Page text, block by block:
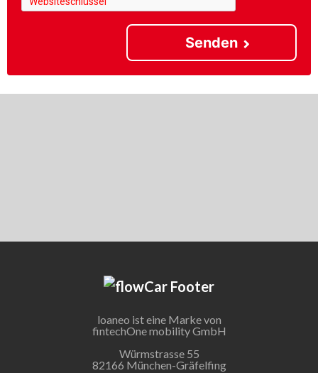
Senden
loaneo ist eine Marke von
fintechOne mobility GmbH
Würmstrasse 55
82166 München-Gräfelfing